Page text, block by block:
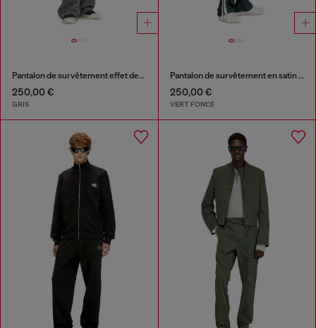
Pantalon de survêtement effet denim
250,00 €
GRIS
Pantalon de survêtement en satin avec patchs
250,00 €
VERT FONCÉ